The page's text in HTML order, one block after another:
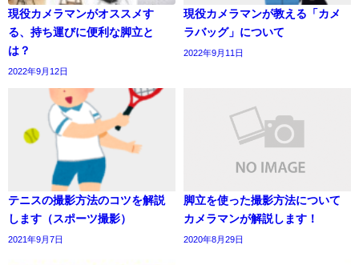
現役カメラマンがオススメす
る、持ち運びに便利な脚立と
は？
2022年9月12日
現役カメラマンが教える「カメ
ラバッグ」について
2022年9月11日
テニスの撮影方法のコツを解説
します（スポーツ撮影）
2021年9月7日
脚立を使った撮影方法について
カメラマンが解説します！
2020年8月29日